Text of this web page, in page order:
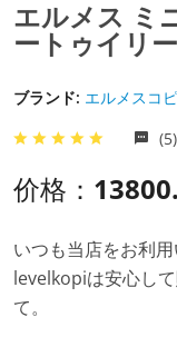
エルメス ミ
ートゥイリ
ブランド: エルメスコ
(5)
价格：
いつも当店をお利
levelkopiは安心し
て。